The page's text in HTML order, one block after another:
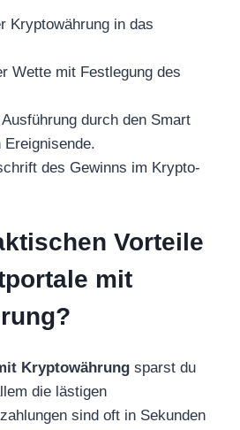
Kryptowährung in das
Wette mit Festlegung des
durch den Smart
des Gewinns im Krypto-
Vorteile
mit
Kryptowährung sparst du
die lästigen
sind oft in Sekunden